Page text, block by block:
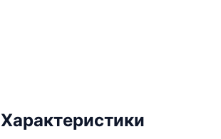
Характеристики